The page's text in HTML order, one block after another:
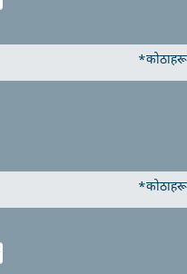
*कोठाहरू
*कोठाहरू